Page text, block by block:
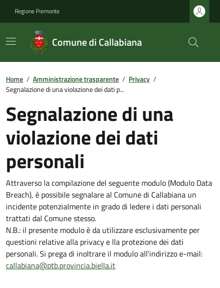
Regione Piemonte
Comune di Callabiana
Home / Amministrazione trasparente / Privacy /
Segnalazione di una violazione dei dati p...
Segnalazione di una
violazione dei dati
personali
Attraverso la compilazione del seguente modulo (Modulo Data
Breach), è possibile segnalare al Comune di Callabiana un
incidente potenzialmente in grado di ledere i dati personali
trattati dal Comune stesso.
N.B.: il presente modulo è da utilizzare esclusivamente per
questioni relative alla privacy e lla protezione dei dati
personali. Si prega di inoltrare il modulo all'indirizzo e-mail:
callabiana@ptb.provincia.biella.it